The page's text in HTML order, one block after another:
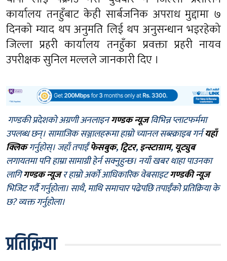
कार्यालय तनहुँबाट केही सार्बजनिक अपराध मुद्दामा ७
दिनको म्याद थप अनुमति लिई थप अनुसन्धान भइरहेको
जिल्ला प्रहरी कार्यालय तनहुँका प्रवक्ता प्रहरी नायव
उपरीक्षक सुनिल मल्लले जानकारी दिए ।
गण्डकी प्रदेशको अग्रणी अनलाइनगण्डक न्यूजविभिन्न प्लाटफर्ममा
उपलब्ध छन्। सामाजिक सञ्जालहरूमा हाम्रो च्यानल सब्स्क्राइब गर्नयहाँ
क्लिकगर्नुहोस्। जहाँ तपाईँफेसबुक,ट्विटर,इन्स्टाग्राम, यूट्युब
लगायतमा पनि हाम्रा सामाग्री हेर्न सक्नुहुन्छ। नयाँ खबर थाहा पाउनका
लागिगण्डक न्यूजर हाम्रो अर्को आधिकारिक वेबसाइटगण्डकी न्यूज
भिजिट गर्दै गर्नुहोला। साथै, माथि समाचार पढेपछि तपाईँको प्रतिक्रिया के
छ? व्यक्त गर्नुहोला।
प्रतिक्रिया